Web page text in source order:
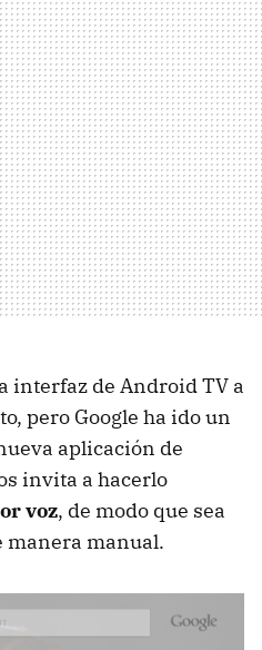
interfaz de Android TV a
pero Google ha ido un
aplicación de
invita a hacerlo
voz, de modo que sea
manera manual.